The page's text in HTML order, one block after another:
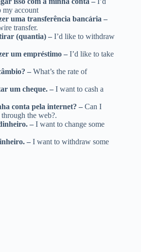
my account
uma transferência bancária –
transfer.
(quantia) – I’d like to withdraw
um empréstimo – I’d like to take
– What’s the rate of
um cheque. – I want to cash a
conta pela internet? – Can I
the web?.
– I want to change some
– I want to withdraw some